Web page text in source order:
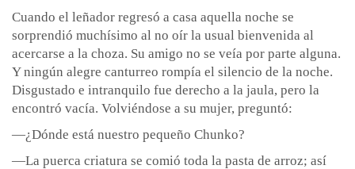
Cuando el leñador regresó a casa aquella noche se
sorprendió muchísimo al no oír la usual bienvenida al
acercarse a la choza. Su amigo no se veía por parte alguna.
Y ningún alegre canturreo rompía el silencio de la noche.
Disgustado e intranquilo fue derecho a la jaula, pero la
encontró vacía. Volviéndose a su mujer, preguntó:
—¿Dónde está nuestro pequeño Chunko?
—La puerca criatura se comió toda la pasta de arroz; así